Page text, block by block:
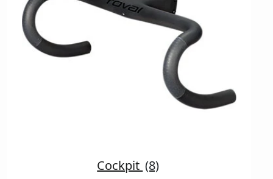
Cockpit (8)